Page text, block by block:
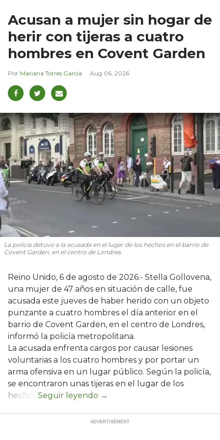
Acusan a mujer sin hogar de
herir con tijeras a cuatro
hombres en Covent Garden
Mariana Torres García Aug 06, 2026
La policía detuvo a la acusada en el lugar de los hechos en el barrio de
Covent Garden, en el centro de Londres.
Reino Unido, 6 de agosto de 2026.- Stella Gollovena,
una mujer de 47 años en situación de calle, fue
acusada este jueves de haber herido con un objeto
punzante a cuatro hombres el día anterior en el
barrio de Covent Garden, en el centro de Londres,
informó la policía metropolitana.
La acusada enfrenta cargos por causar lesiones
voluntarias a los cuatro hombres y por portar un
arma ofensiva en un lugar público. Según la policía,
se encontraron unas tijeras en el lugar de los
hechos.